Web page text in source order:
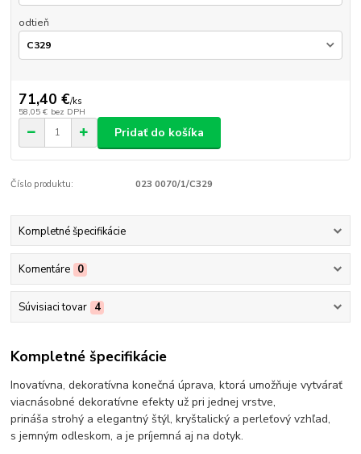
odtieň
71,40 €/ks
58,05 € bez DPH
Pridať do košíka
Číslo produktu: 023 0070/1/C329
Kompletné špecifikácie
Komentáre 0
Súvisiaci tovar 4
Kompletné špecifikácie
Inovatívna, dekoratívna konečná úprava, ktorá umožňuje vytvárať
viacnásobné dekoratívne efekty už pri jednej vrstve,
prináša strohý a elegantný štýl, kryštalický a perleťový vzhľad,
s jemným odleskom, a je príjemná aj na dotyk.